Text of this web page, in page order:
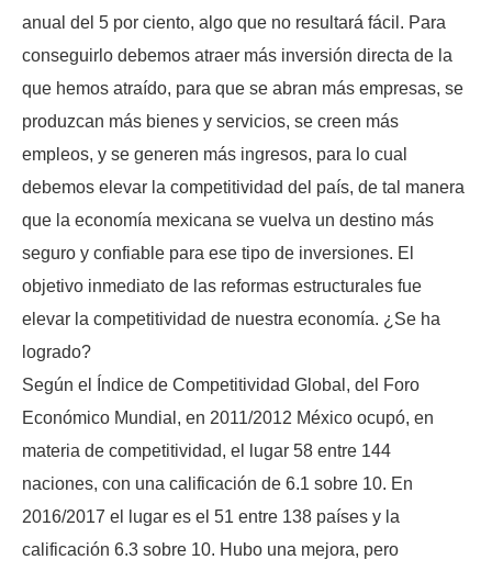
anual del 5 por ciento, algo que no resultará fácil. Para
conseguirlo debemos atraer más inversión directa de la
que hemos atraído, para que se abran más empresas, se
produzcan más bienes y servicios, se creen más
empleos, y se generen más ingresos, para lo cual
debemos elevar la competitividad del país, de tal manera
que la economía mexicana se vuelva un destino más
seguro y confiable para ese tipo de inversiones. El
objetivo inmediato de las reformas estructurales fue
elevar la competitividad de nuestra economía. ¿Se ha
logrado?
Según el Índice de Competitividad Global, del Foro
Económico Mundial, en 2011/2012 México ocupó, en
materia de competitividad, el lugar 58 entre 144
naciones, con una calificación de 6.1 sobre 10. En
2016/2017 el lugar es el 51 entre 138 países y la
calificación 6.3 sobre 10. Hubo una mejora, pero